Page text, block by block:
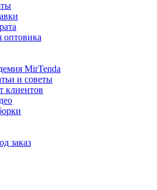
MirTenda
и советы
клиентов
заказ